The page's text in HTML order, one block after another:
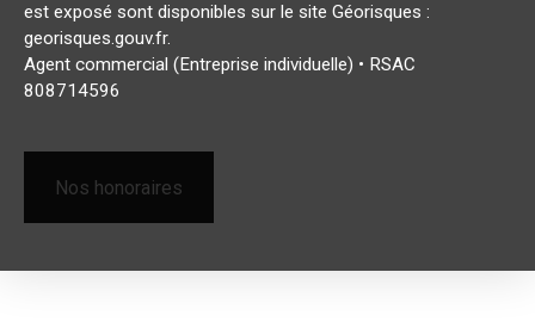
est exposé sont disponibles sur le site Géorisques :
georisques.gouv.fr.
Agent commercial (Entreprise individuelle) • RSAC
808714596
Nos honoraires